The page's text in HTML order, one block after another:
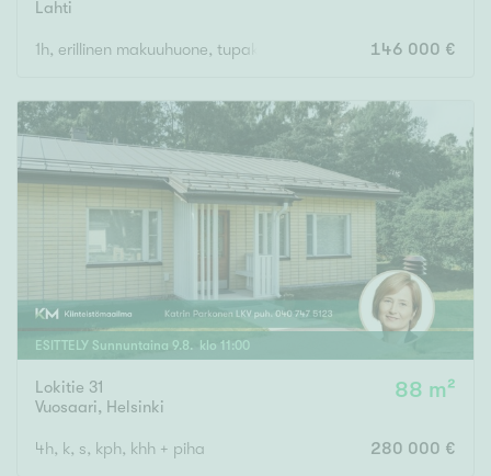
Lahti
1h, erillinen makuuhuone, tupakeittiö, s, p 146 000 €
ESITTELY Sunnuntaina 9.8. klo 11 :00
Lokitie 31
Vuosaari, Helsinki
88 m²
4h, k, s, kph, khh + piha 280 000 €